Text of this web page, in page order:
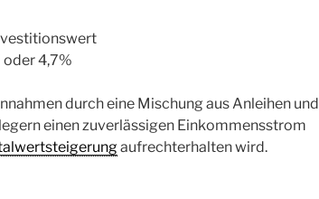
4,7%
durch eine Mischung aus Anleihen und
einen zuverlässigen Einkommensstrom
aufrechterhalten wird.